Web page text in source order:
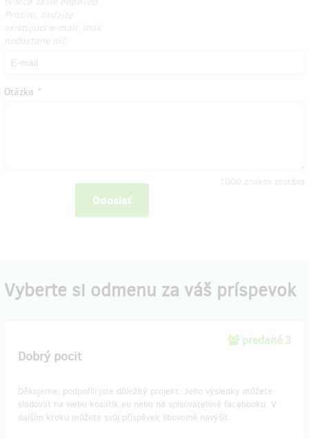
Otázka
Odoslať
Vyberte si odmenu za váš príspevok
predané 3
Dobrý pocit
Děkujeme, podpořili jste důležitý projekt. Jeho výsledky můžete
sledovat na webu kosatik.eu nebo na spisovatelově facebooku. V
dalším kroku můžete svůj příspěvek libovolně navýšit.